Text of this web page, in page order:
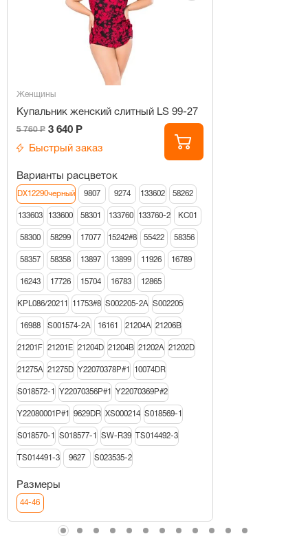
Женщины
Купальник женский слитный LS 99-27
5 760 Р 3 640 Р
Быстрый заказ
Варианты расцветок
DX12290черный 9807 9274 133602 58262
133603 133600 58301 133760 133760-2 КС01
58300 58299 17077 15242#8 55422 58356
58357 58358 13897 13899 11926 16789
16243 17726 15704 16783 12865
KPL086/20211 11753#8 S002205-2A S002205
16988 S001574-2A 16161 21204A 21206В
21201F 21201E 21204D 21204B 21202A 21202D
21275A 21275D Y22070378P#1 10074DR
S018572-1 Y22070356P#1 Y22070369P#2
Y22080001P#1 9629DR XS000214 S018569-1
S018570-1 S018577-1 SW-R39 TS014492-3
TS014491-3 9627 S023535-2
Размеры
44-46